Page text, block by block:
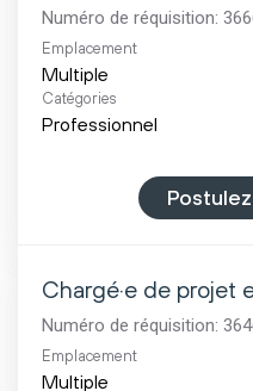
Numéro de réquisition:
Emplacement
Multiple
Catégories
Professionnel
Chargé·e de projet
Numéro de réquisition:
Emplacement
Multiple